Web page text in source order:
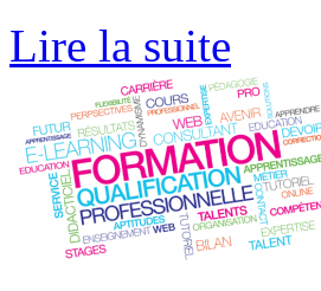
Lire la suite